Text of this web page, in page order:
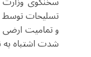
تسلیحات توسط
و تمامیت
شدت اشتباه به